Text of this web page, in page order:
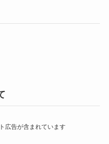
広告が含まれています